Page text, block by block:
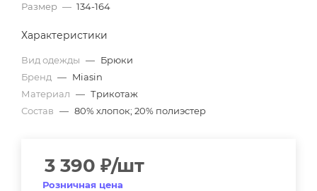
Размер — 134-164
Характеристики
Вид одежды — Брюки
Бренд — Miasin
Материал — Трикотаж
Состав — 80% хлопок; 20% полиэстер
3 390 ₽/шт
Розничная цена